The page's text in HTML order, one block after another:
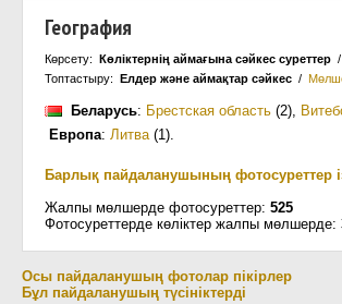
География
Көрсету: Көліктернің аймағына сәйкес суреттер /
Топтастыру: Елдер және аймақтар сәйкес /
Беларусь: Брестская область (2),
Европа: Литва(1).
Барлық пайдаланушының фотосуреттер
Жалпы мөлшерде фотосуреттер: 525
Фотосуреттерде көліктер жалпы мөлшерде:
Осы пайдаланушың фотолар пікірлер
Бұл пайдаланушың түсініктерді